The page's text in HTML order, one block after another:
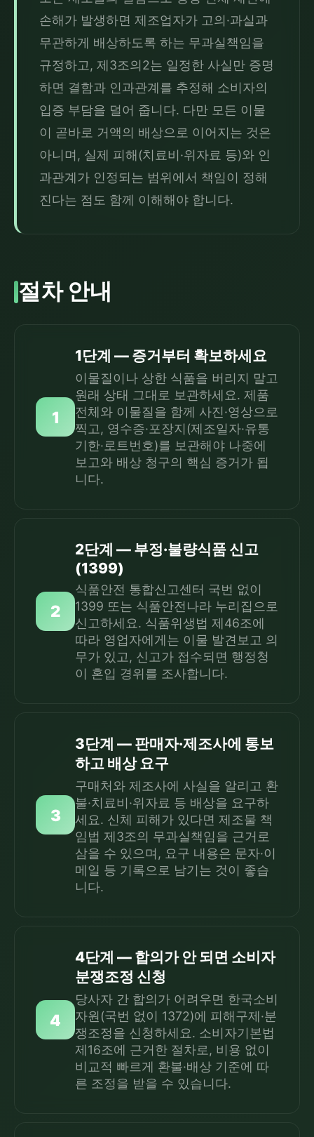
손해가 발생하면 제조업자가 고의·과실과
무관하게 배상하도록 하는 무과실책임을
규정하고, 제3조의2는 일정한 사실만 증명
하면 결함과 인과관계를 추정해 소비자의
입증 부담을 덜어 줍니다. 다만 모든 이물
이 곧바로 거액의 배상으로 이어지는 것은
아니며, 실제 피해(치료비·위자료 등)와 인
과관계가 인정되는 범위에서 책임이 정해
진다는 점도 함께 이해해야 합니다.
절차 안내
1
1단계 — 증거부터 확보하세요
이물질이나 상한 식품을 버리지 말고
원래 상태 그대로 보관하세요. 제품
전체와 이물질을 함께 사진·영상으로
찍고, 영수증·포장지(제조일자·유통
기한·로트번호)를 보관해야 나중에
보고와 배상 청구의 핵심 증거가 됩
니다.
2
2단계 — 부정·불량식품 신고
(1399)
식품안전 통합신고센터 국번 없이
1399 또는 식품안전나라 누리집으로
신고하세요. 식품위생법 제46조에
따라 영업자에게는 이물 발견보고 의
무가 있고, 신고가 접수되면 행정청
이 혼입 경위를 조사합니다.
3
3단계 — 판매자·제조사에 통보
하고 배상 요구
구매처와 제조사에 사실을 알리고 환
불·치료비·위자료 등 배상을 요구하
세요. 신체 피해가 있다면 제조물 책
임법 제3조의 무과실책임을 근거로
삼을 수 있으며, 요구 내용은 문자·이
메일 등 기록으로 남기는 것이 좋습
니다.
4
4단계 — 합의가 안 되면 소비자
분쟁조정 신청
당사자 간 합의가 어려우면 한국소비
자원(국번 없이 1372)에 피해구제·분
쟁조정을 신청하세요. 소비자기본법
제16조에 근거한 절차로, 비용 없이
비교적 빠르게 환불·배상 기준에 따
른 조정을 받을 수 있습니다.